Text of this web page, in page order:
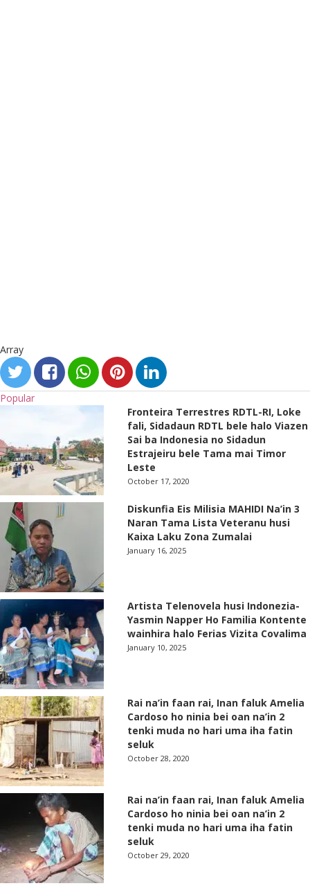
Array
Popular
Fronteira Terrestres RDTL-RI, Loke
fali, Sidadaun RDTL bele halo Viazen
Sai ba Indonesia no Sidadun
Estrajeiru bele Tama mai Timor
Leste
October 17, 2020
Diskunfia Eis Milisia MAHIDI Na’in 3
Naran Tama Lista Veteranu husi
Kaixa Laku Zona Zumalai
January 16, 2025
Artista Telenovela husi Indonezia-
Yasmin Napper Ho Familia Kontente
wainhira halo Ferias Vizita Covalima
January 10, 2025
Rai na’in faan rai, Inan faluk Amelia
Cardoso ho ninia bei oan na’in 2
tenki muda no hari uma iha fatin
seluk
October 28, 2020
Rai na’in faan rai, Inan faluk Amelia
Cardoso ho ninia bei oan na’in 2
tenki muda no hari uma iha fatin
seluk
October 29, 2020